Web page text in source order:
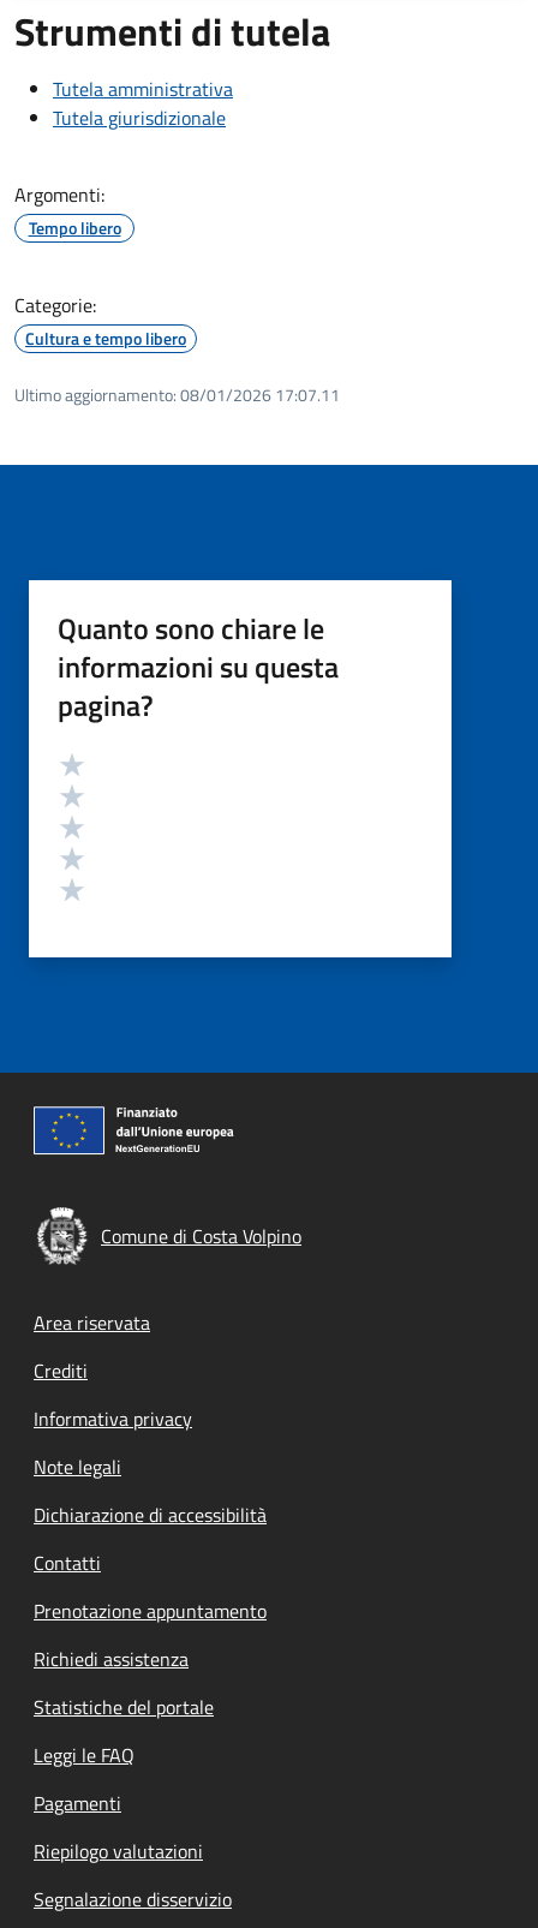
Strumenti di tutela
Tutela amministrativa
Tutela giurisdizionale
Argomenti:
Tempo libero
Categorie:
Cultura e tempo libero
Ultimo aggiornamento:08/01/2026 17:07.11
Quanto sono chiare le
informazioni su questa
pagina?
Valutazione
Comune di Costa Volpino
Footer menu
Area riservata
Crediti
Informativa privacy
Note legali
Dichiarazione di accessibilità
Contatti
Prenotazione appuntamento
Richiedi assistenza
Statistiche del portale
Leggi le FAQ
Pagamenti
Riepilogo valutazioni
Segnalazione disservizio